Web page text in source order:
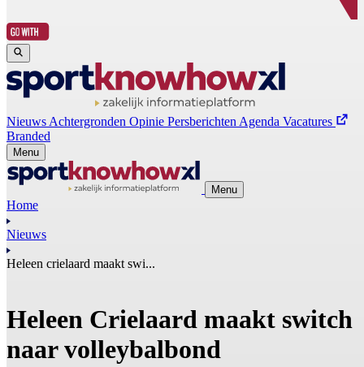
Nieuws Achtergronden Opinie Persberichten Agenda Vacatures
Branded
Menu
Menu
Home
Nieuws
Heleen crielaard maakt swi...
Heleen Crielaard maakt switch
naar volleybalbond